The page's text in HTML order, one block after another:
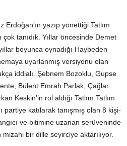
Erdoğan’ın yazıp yönettiği Tatlım
tanıdık. Yıllar öncesinde Demet
boyunca oynadığı Haybeden
uyarlanmış versiyonu olan
iddialı. Şebnem Bozoklu, Gupse
Bülent Emrah Parlak, Çağlar
Keskin’in rol aldığı Tatlım Tatlım
katılarak tanışmış olan 8 kişi-
ve bitimine uzanan serüveninde
bir dille seyirciye aktarılıyor.